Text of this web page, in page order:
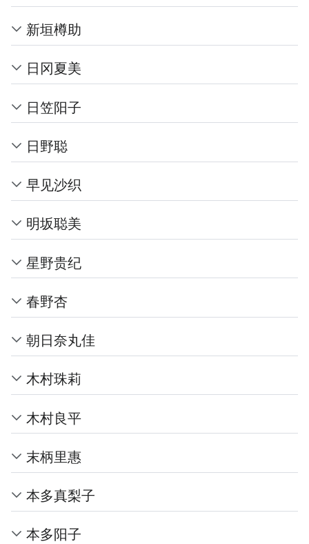
新垣樽助
日冈夏美
日笠阳子
日野聪
早见沙织
明坂聪美
星野贵纪
春野杏
朝日奈丸佳
木村珠莉
木村良平
末柄里惠
本多真梨子
本多阳子